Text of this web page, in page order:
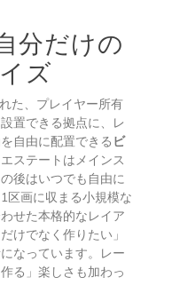
分だけの
ズ
た、プレイヤー所有
置できる拠点に、レ
自由に配置できる ビ
ステートはメインス
後はいつでも自由に
区画に収まる小規模な
せた本格的なレイア
けでなく作りたい」
なっています。レー
る」楽しさも加わっ